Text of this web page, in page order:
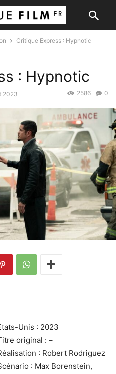
Critique Express : Hypnotic
: Hypnotic
2023 0
2586
Unis : 2023
original : –
: Robert Rodriguez
: Max Borenstein,